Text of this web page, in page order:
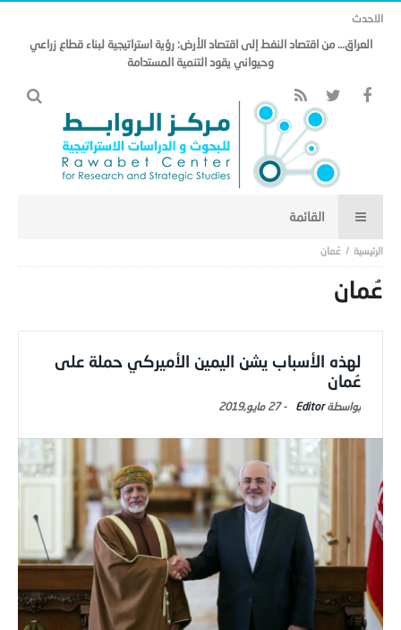
الاحدث
العراق… من اقتصاد النفط إلى اقتصاد الأرض: رؤية استراتيجية لبناء قطاع زراعي
وحيواني يقود التنمية المستدامة
عُمان
عُمان
لهذه الأسباب يشن اليمين الأميركي حملة على
عُمان
Editor
-27 مايو,2019